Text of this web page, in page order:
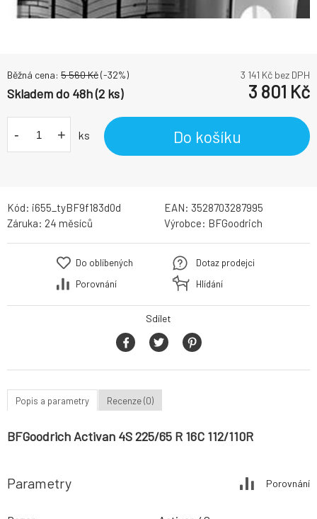
Běžná cena: 5 560Kč(-32%) 3 141 Kč bez DPH
Skladem do 48h (2 ks) 3 801 Kč
- + ks Do košíku
Kód: i655_tyBF9f183d0d EAN: 3528703287995
Záruka: 24 měsíců Výrobce: BFGoodrich
Do oblíbených
Porovnání
Dotaz prodejci
Hlídání
Sdílet
Popis a parametry Recenze (0)
BFGoodrich Activan 4S 225/65 R 16C 112/110R
Parametry Porovnání